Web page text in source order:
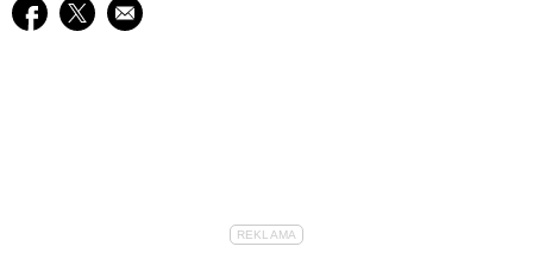
Udostępnij na facebook
Udostępnij na twitter
E-mail do przyjaciela